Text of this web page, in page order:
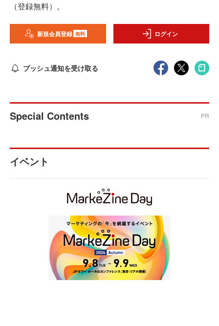
（登録無料）。
新規会員登録 無料 ログイン
プッシュ通知を受け取る
Special Contents PR
イベント